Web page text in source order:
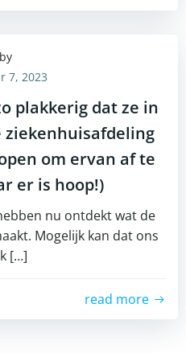
by
7, 2023
plakkerig dat ze in
ziekenhuisafdeling
om ervan af te
er is hoop!)
nu ontdekt wat de
Mogelijk kan dat ons
[…]
read more